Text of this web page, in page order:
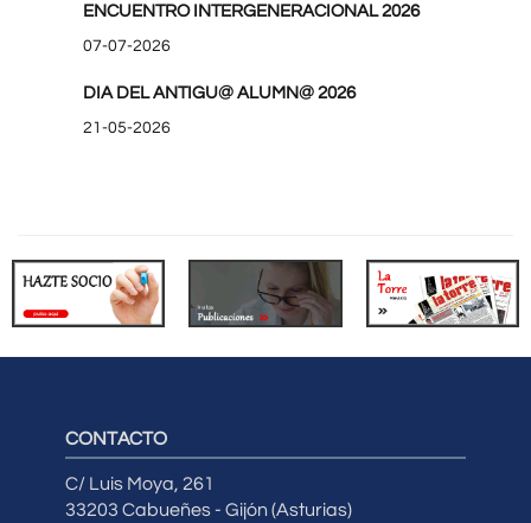
ENCUENTRO INTERGENERACIONAL 2026
07-07-2026
DIA DEL ANTIGU@ ALUMN@ 2026
21-05-2026
CONTACTO
C/ Luis Moya, 261
33203 Cabueñes - Gijón (Asturias)